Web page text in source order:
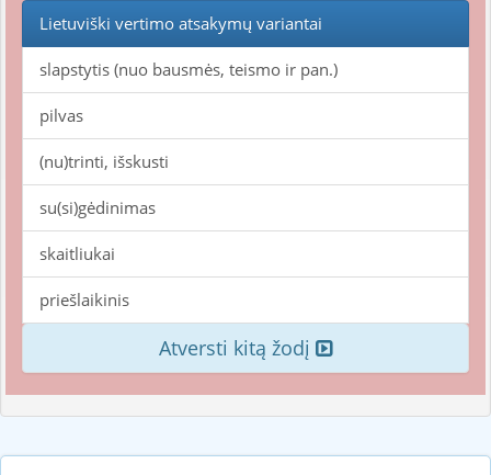
Lietuviški vertimo atsakymų variantai
slapstytis (nuo bausmės, teismo ir pan.)
pilvas
(nu)trinti, išskusti
su(si)gėdinimas
skaitliukai
priešlaikinis
Atversti kitą žodį